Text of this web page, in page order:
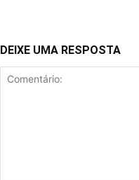
DEIXE UMA RESPOSTA